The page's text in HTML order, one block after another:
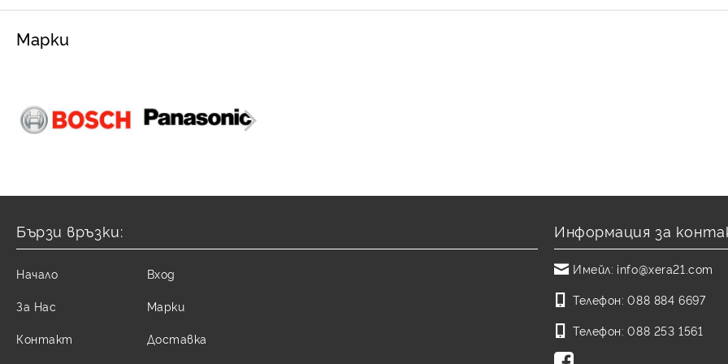
Марки
Бързи връзки:
Начало
За Нас
Контакт
Вход
Марки
Доставка
Информация за
Имейл: info@xera21.com
Телефон: 088 884 6697
Телефон: 088 253 1561